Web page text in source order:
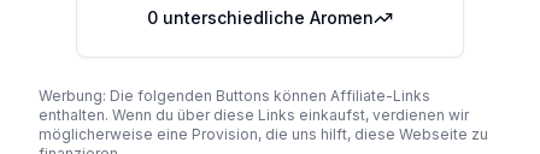
0 unterschiedliche Aromen
Werbung: Die folgenden Buttons können Affiliate-Links
enthalten. Wenn du über diese Links einkaufst, verdienen wir
möglicherweise eine Provision, die uns hilft, diese Webseite zu